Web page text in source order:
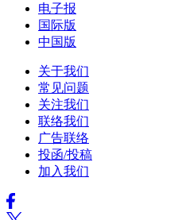
电子报
国际版
中国版
关于我们
常见问题
关注我们
联络我们
广告联络
投函/投稿
加入我们